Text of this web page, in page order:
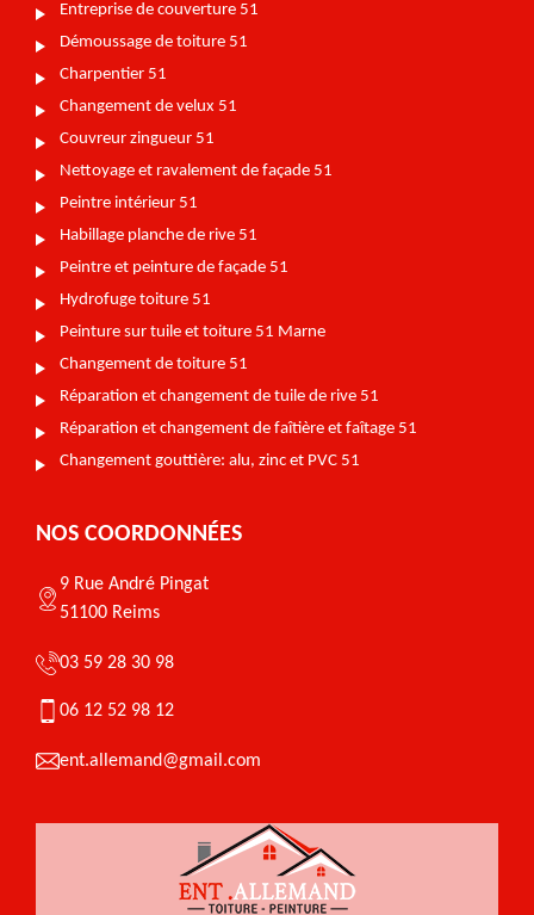
Entreprise de couverture 51
Démoussage de toiture 51
Charpentier 51
Changement de velux 51
Couvreur zingueur 51
Nettoyage et ravalement de façade 51
Peintre intérieur 51
Habillage planche de rive 51
Peintre et peinture de façade 51
Hydrofuge toiture 51
Peinture sur tuile et toiture 51 Marne
Changement de toiture 51
Réparation et changement de tuile de rive 51
Réparation et changement de faîtière et faîtage 51
Changement gouttière: alu, zinc et PVC 51
NOS COORDONNÉES
9 Rue André Pingat
51100 Reims
03 59 28 30 98
06 12 52 98 12
ent.allemand@gmail.com